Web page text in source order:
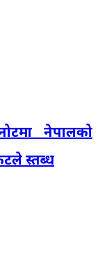
नेपालको
स्तब्ध